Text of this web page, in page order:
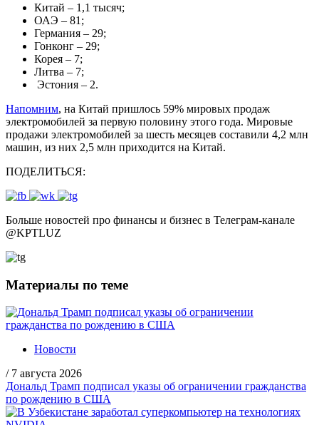
Китай – 1,1 тысяч;
ОАЭ – 81;
Германия – 29;
Гонконг – 29;
Корея – 7;
Литва – 7;
Эстония – 2.
Напомним, на Китай пришлось 59% мировых продаж
электромобилей за первую половину этого года. Мировые
продажи электромобилей за шесть месяцев составили 4,2 млн
машин, из них 2,5 млн приходится на Китай.
ПОДЕЛИТЬСЯ:
Больше новостей про финансы и бизнес в Телеграм-канале
@KPTLUZ
Материалы по теме
Новости
/ 7 августа 2026
Дональд Трамп подписал указы об ограничении гражданства
по рождению в США